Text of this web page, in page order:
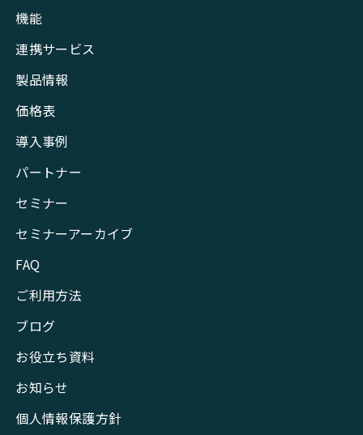
機能
連携サービス
製品情報
価格表
導入事例
パートナー
セミナー
セミナーアーカイブ
FAQ
ご利用方法
ブログ
お役立ち資料
お知らせ
個人情報保護方針